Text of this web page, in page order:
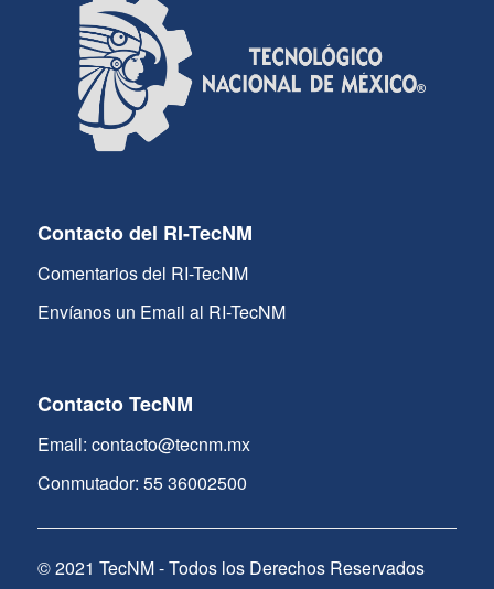
Contacto del RI-TecNM
Comentarios del RI-TecNM
Envíanos un Email al RI-TecNM
Contacto TecNM
Email: contacto@tecnm.mx
Conmutador: 55 36002500
© 2021 TecNM - Todos los Derechos Reservados